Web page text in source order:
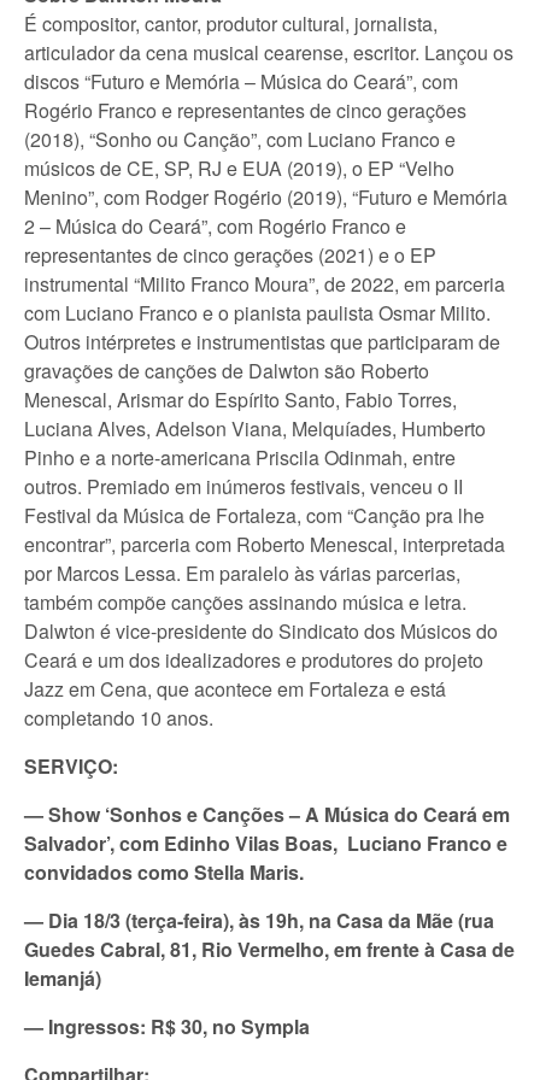
É compositor, cantor, produtor cultural, jornalista,
articulador da cena musical cearense, escritor. Lançou os
discos “Futuro e Memória – Música do Ceará”, com
Rogério Franco e representantes de cinco gerações
(2018), “Sonho ou Canção”, com Luciano Franco e
músicos de CE, SP, RJ e EUA (2019), o EP “Velho
Menino”, com Rodger Rogério (2019), “Futuro e Memória
2 – Música do Ceará”, com Rogério Franco e
representantes de cinco gerações (2021) e o EP
instrumental “Milito Franco Moura”, de 2022, em parceria
com Luciano Franco e o pianista paulista Osmar Milito.
Outros intérpretes e instrumentistas que participaram de
gravações de canções de Dalwton são Roberto
Menescal, Arismar do Espírito Santo, Fabio Torres,
Luciana Alves, Adelson Viana, Melquíades, Humberto
Pinho e a norte-americana Priscila Odinmah, entre
outros. Premiado em inúmeros festivais, venceu o II
Festival da Música de Fortaleza, com “Canção pra lhe
encontrar”, parceria com Roberto Menescal, interpretada
por Marcos Lessa. Em paralelo às várias parcerias,
também compõe canções assinando música e letra.
Dalwton é vice-presidente do Sindicato dos Músicos do
Ceará e um dos idealizadores e produtores do projeto
Jazz em Cena, que acontece em Fortaleza e está
completando 10 anos.
SERVIÇO:
— Show ‘Sonhos e Canções – A Música do Ceará em
Salvador’, com Edinho Vilas Boas, Luciano Franco e
convidados como Stella Maris.
— Dia 18/3 (terça-feira), às 19h, na Casa da Mãe (rua
Guedes Cabral, 81, Rio Vermelho, em frente à Casa de
Iemanjá)
— Ingressos: R$ 30, no Sympla
Compartilhar: